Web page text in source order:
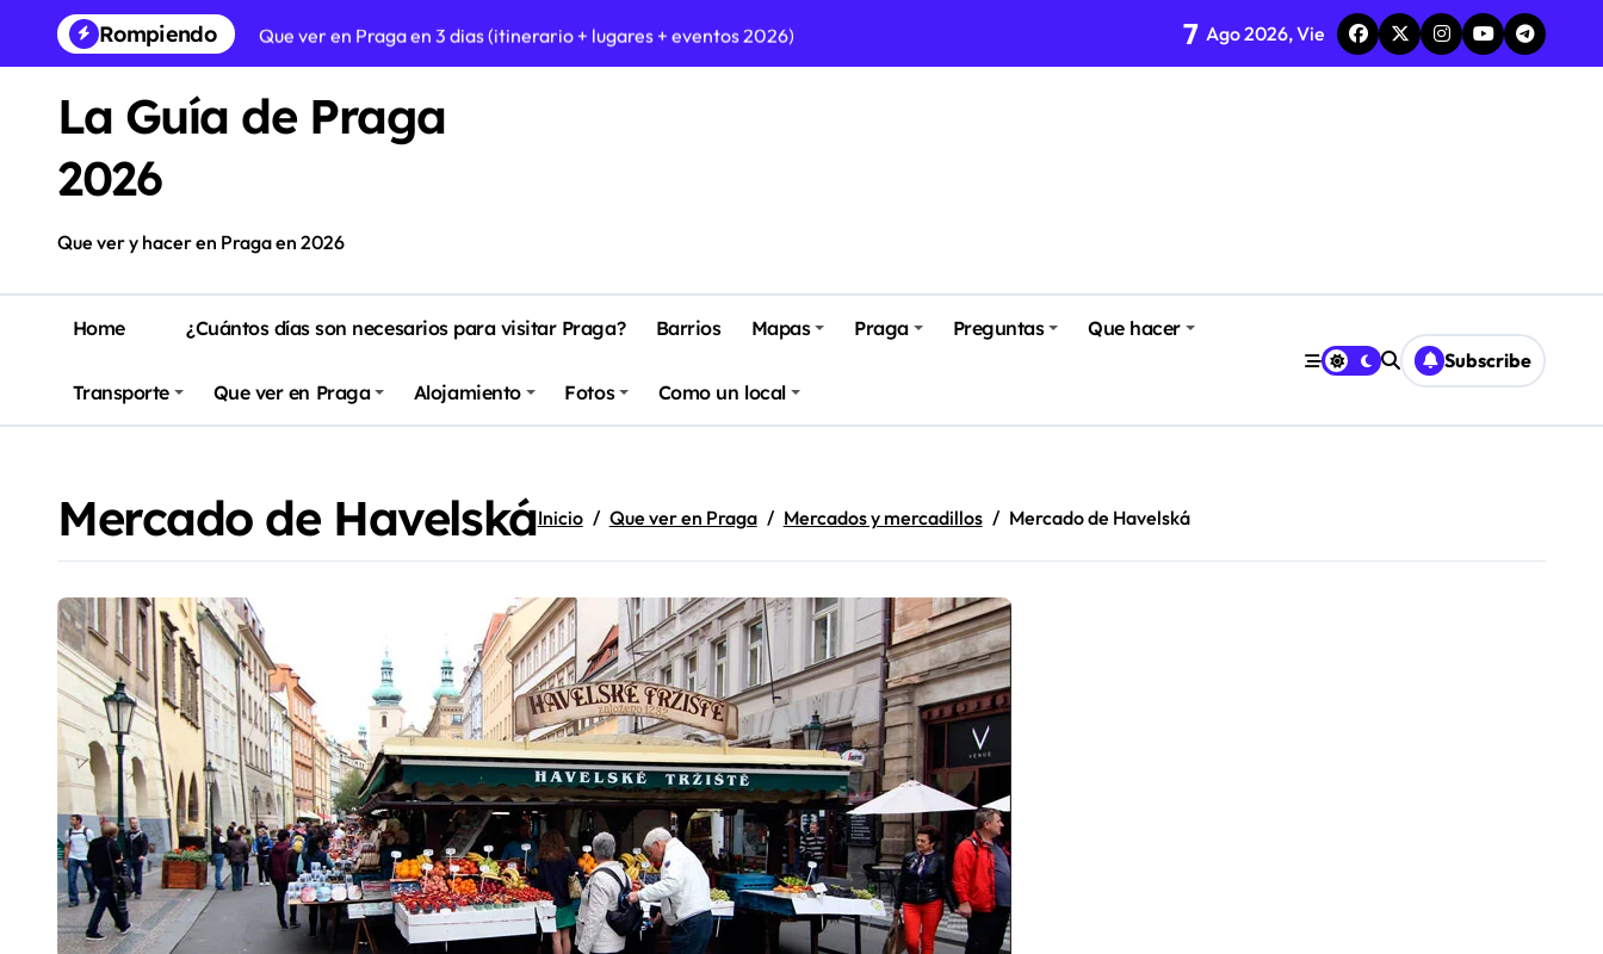
contenido
Rompiendo
Que ver en Praga en 3 dias (itinerario + lugares + eventos 2026)
Prague Easter Markets (5 de abril – 20 de abril de 2025)
7 Ago 2026, Vie
La Guía de Praga
2026
Que ver y hacer en Praga en 2026
Home ¿Cuántos días son necesarios para visitar Praga? Barrios Mapas Praga Preguntas Que hacer
Transporte Que ver en Praga Alojamiento Fotos Como un local
Subscribe
Mercado de HavelskáInicio Que ver en Praga Mercados y mercadillos Mercado de Havelská